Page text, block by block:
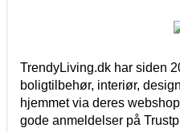
TrendyLiving.dk har siden
boligtilbehør, interiør,
hjemmet via deres
gode anmeldelser på